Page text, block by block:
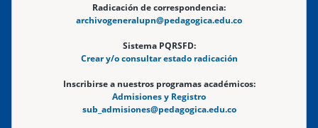
Radicación de correspondencia:
archivogeneralupn@pedagogica.edu.co
Sistema PQRSFD:
Crear y/o consultar estado radicación
Inscribirse a nuestros programas académicos:
Admisiones y Registro
sub_admisiones@pedagogica.edu.co